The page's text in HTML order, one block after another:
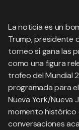
La noticia es un
Trump, presidente
torneo si gana las
como una figura
trofeo del Mundial
programada para
Nueva York/Nueva
momento histórico
conversaciones